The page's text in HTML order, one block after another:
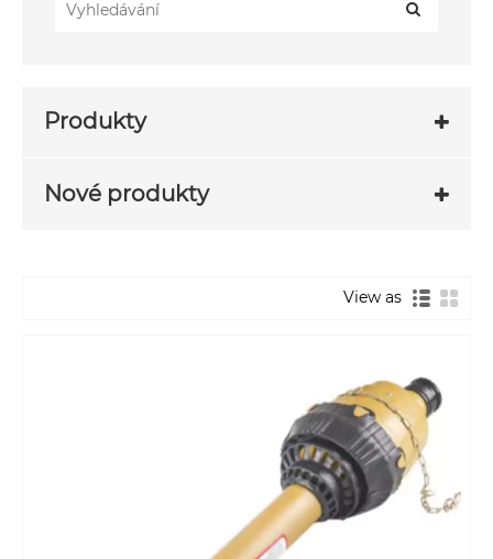
Produkty
Nové produkty
View as